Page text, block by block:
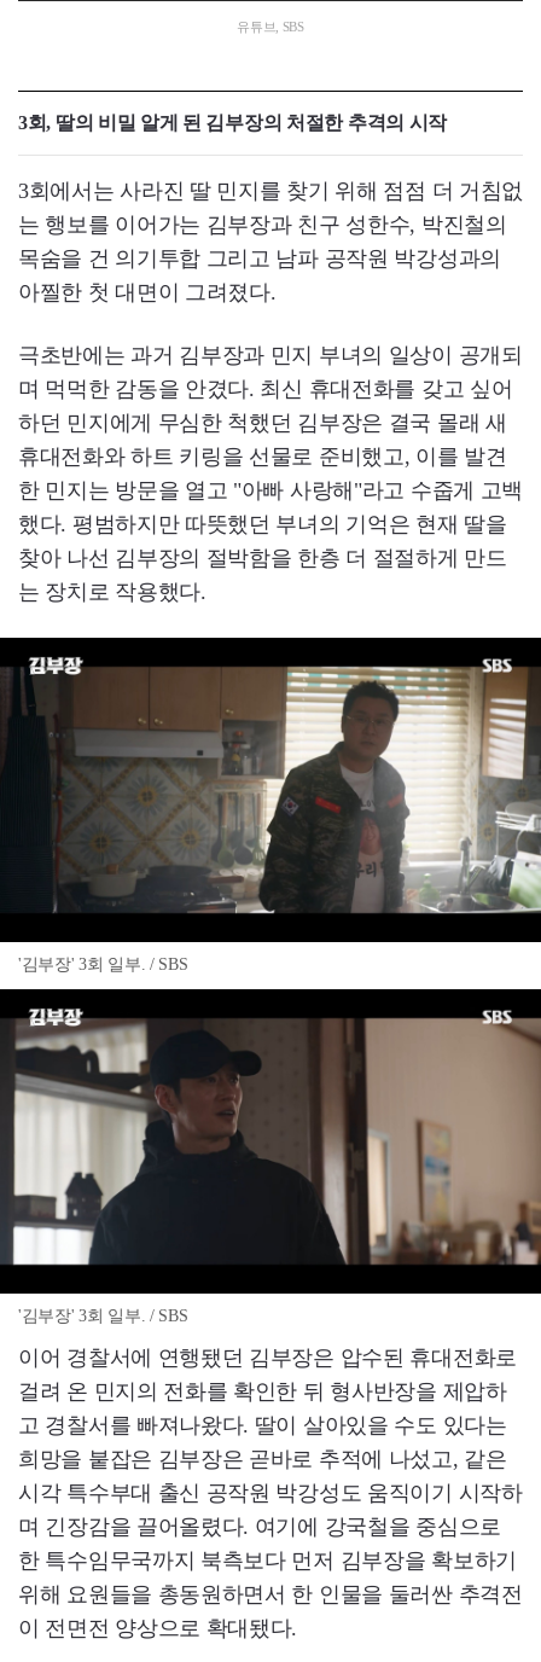
유튜브, SBS
3회, 딸의 비밀 알게 된 김부장의 처절한 추격의 시작
3회에서는 사라진 딸 민지를 찾기 위해 점점 더 거침없
는 행보를 이어가는 김부장과 친구 성한수, 박진철의
목숨을 건 의기투합 그리고 남파 공작원 박강성과의
아찔한 첫 대면이 그려졌다.
극초반에는 과거 김부장과 민지 부녀의 일상이 공개되
며 먹먹한 감동을 안겼다. 최신 휴대전화를 갖고 싶어
하던 민지에게 무심한 척했던 김부장은 결국 몰래 새
휴대전화와 하트 키링을 선물로 준비했고, 이를 발견
한 민지는 방문을 열고 "아빠 사랑해"라고 수줍게 고백
했다. 평범하지만 따뜻했던 부녀의 기억은 현재 딸을
찾아 나선 김부장의 절박함을 한층 더 절절하게 만드
는 장치로 작용했다.
'김부장' 3회 일부. / SBS
'김부장' 3회 일부. / SBS
이어 경찰서에 연행됐던 김부장은 압수된 휴대전화로
걸려 온 민지의 전화를 확인한 뒤 형사반장을 제압하
고 경찰서를 빠져나왔다. 딸이 살아있을 수도 있다는
희망을 붙잡은 김부장은 곧바로 추적에 나섰고, 같은
시각 특수부대 출신 공작원 박강성도 움직이기 시작하
며 긴장감을 끌어올렸다. 여기에 강국철을 중심으로
한 특수임무국까지 북측보다 먼저 김부장을 확보하기
위해 요원들을 총동원하면서 한 인물을 둘러싼 추격전
이 전면전 양상으로 확대됐다.